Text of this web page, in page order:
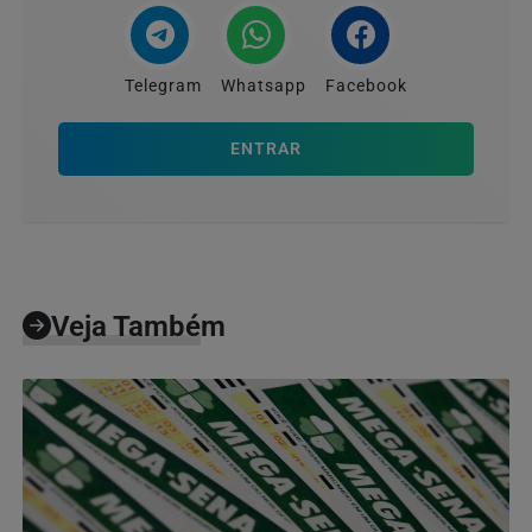
Telegram Whatsapp Facebook
ENTRAR
Veja Também